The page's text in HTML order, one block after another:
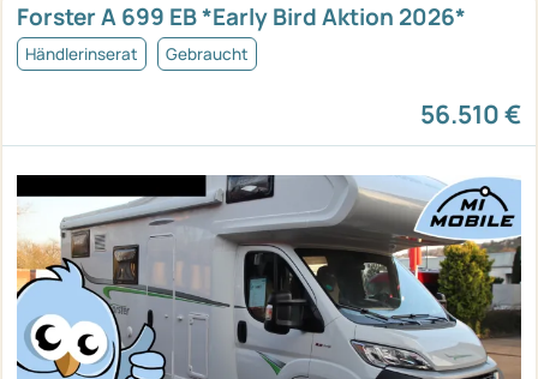
Forster A 699 EB *Early Bird Aktion 2026*
Händlerinserat Gebraucht
56.510 €